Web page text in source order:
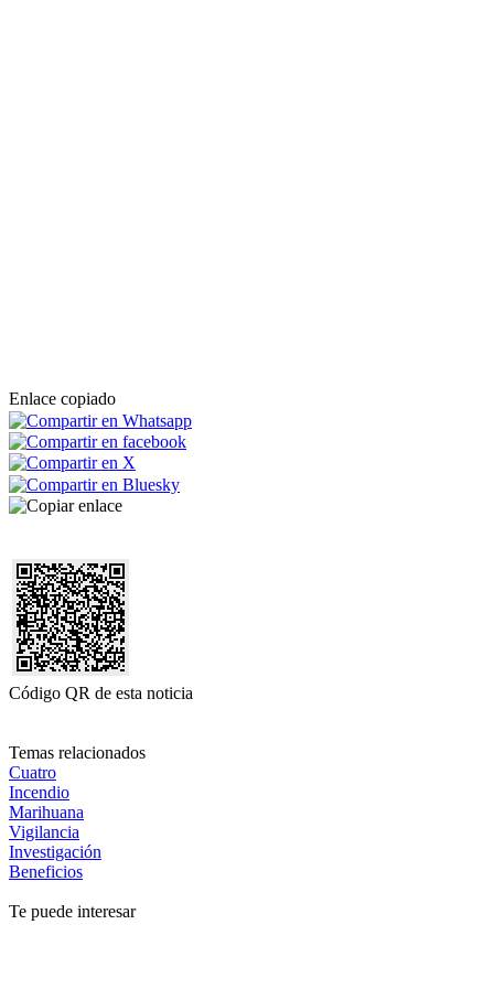
Enlace copiado
Código QR de esta noticia
Temas relacionados
Cuatro
Incendio
Marihuana
Vigilancia
Investigación
Beneficios
Te puede interesar